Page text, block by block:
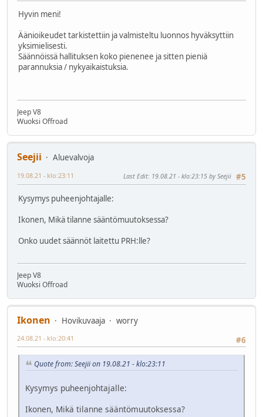
Hyvin meni!
Äänioikeudet tarkistettiin ja valmisteltu luonnos hyväksyttiin
yksimielisesti.
Säännöissä hallituksen koko pienenee ja sitten pieniä
parannuksia / nykyaikaistuksia.
Jeep V8
Wuoksi Offroad
Seejii
Aluevalvoja
#5
19.08.21 - klo:23:11 Last Edit: 19.08.21 - klo:23:15 by Seejii
Kysymys puheenjohtajalle:
Ikonen, Mikä tilanne sääntömuutoksessa?
Onko uudet säännöt laitettu PRH:lle?
Jeep V8
Wuoksi Offroad
Ikonen Hovikuvaaja
worry
#6
24.08.21 - klo:20:41
Quote from: Seejii on 19.08.21 - klo:23:11
Kysymys puheenjohtajalle:
Ikonen, Mikä tilanne sääntömuutoksessa?